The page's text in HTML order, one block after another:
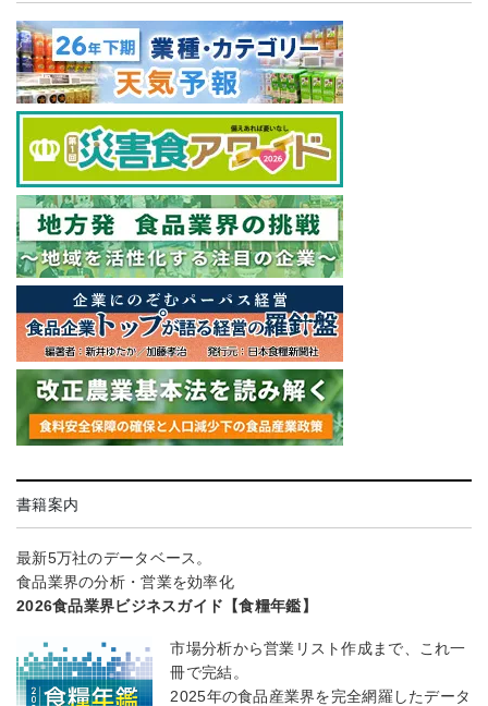
書籍案内
最新5万社のデータベース。
食品業界の分析・営業を効率化
2026食品業界ビジネスガイド【食糧年鑑】
市場分析から営業リスト作成まで、これ一
冊で完結。
2025年の食品産業界を完全網羅したデータ